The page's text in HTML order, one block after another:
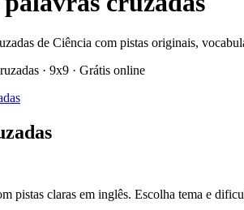
de Ciência com pistas originais,
· 9x9 · Grátis online
pistas claras em inglês. Escolha tema e